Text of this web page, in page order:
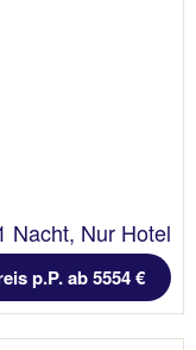
Nacht, Nur Hotel
p.P. ab 5554 €